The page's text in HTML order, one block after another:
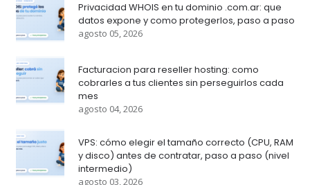
Privacidad WHOIS en tu dominio .com.ar: que
datos expone y como protegerlos, paso a paso
agosto 05, 2026
Facturacion para reseller hosting: como
cobrarles a tus clientes sin perseguirlos cada
mes
agosto 04, 2026
VPS: cómo elegir el tamaño correcto (CPU, RAM
y disco) antes de contratar, paso a paso (nivel
intermedio)
agosto 03, 2026